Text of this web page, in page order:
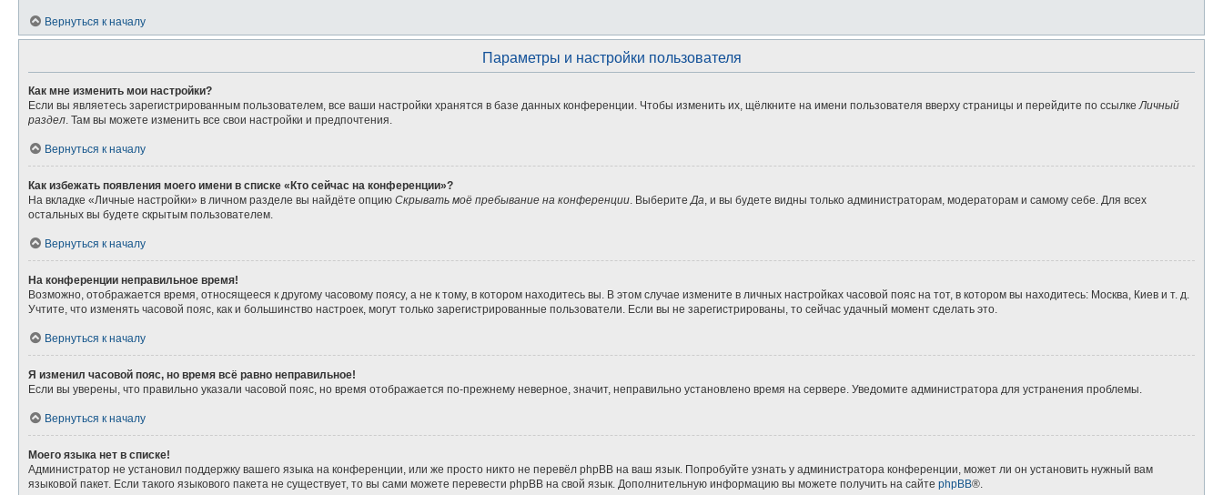
Вернуться к началу
Параметры и настройки пользователя
Как мне изменить мои настройки?
Если вы являетесь зарегистрированным пользователем, все ваши настройки хранятся в базе данных конференции. Чтобы изменить их, щёлкните на имени пользователя вверху страницы и перейдите по ссылкеЛичный
раздел. Там вы можете изменить все свои настройки и предпочтения.
Вернуться к началу
Как избежать появления моего имени в списке «Кто сейчас на конференции»?
На вкладке «Личные настройки» в личном разделе вы найдёте опцию Скрывать моё пребывание на конференции. ВыберитеДа, и вы будете видны только администраторам, модераторам и самому себе. Для всех
остальных вы будете скрытым пользователем.
Вернуться к началу
На конференции неправильное время!
Возможно, отображается время, относящееся к другому часовому поясу, а не к тому, в котором находитесь вы. В этом случае измените в личных настройках часовой пояс на тот, в котором вы находитесь: Москва, Киев и т. д.
Учтите, что изменять часовой пояс, как и большинство настроек, могут только зарегистрированные пользователи. Если вы не зарегистрированы, то сейчас удачный момент сделать это.
Вернуться к началу
Я изменил часовой пояс, но время всё равно неправильное!
Если вы уверены, что правильно указали часовой пояс, но время отображается по-прежнему неверное, значит, неправильно установлено время на сервере. Уведомите администратора для устранения проблемы.
Вернуться к началу
Моего языка нет в списке!
Администратор не установил поддержку вашего языка на конференции, или же просто никто не перевёл phpBB на ваш язык. Попробуйте узнать у администратора конференции, может ли он установить нужный вам
языковой пакет. Если такого языкового пакета не существует, то вы сами можете перевести phpBB на свой язык. Дополнительную информацию вы можете получить на сайте phpBB®.